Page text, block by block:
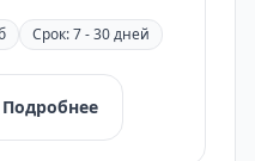
Срок: 7 - 30 дней
Подробнее